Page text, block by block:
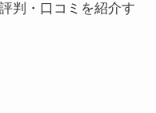
判・口コミを紹介す